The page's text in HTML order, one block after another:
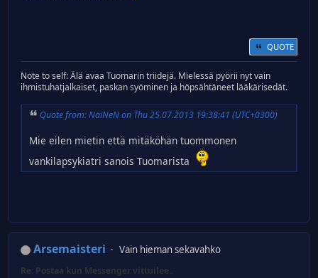
QUOTE
Note to self: Älä avaa Tuomarin triidejä. Mielessä pyörii nyt vain
ihmistuhatjalkaiset, paskan syöminen ja höpsähtäneet lääkärisedät.
Quote from: NaiNeN on Thu 25.07.2013 19:38:41 (UTC+0300)
Mie eilen mietin että mitäköhän tuommonen
vankilapsykiatri sanois Tuomarista
Arsemaisteri Vain hieman sekavahko
Re: Postaa kun Messenger vittuilee..